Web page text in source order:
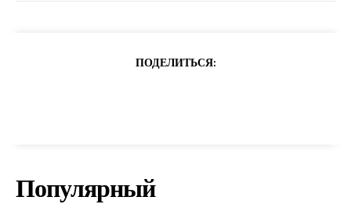
ПОДЕЛИТЬСЯ:
Популярный